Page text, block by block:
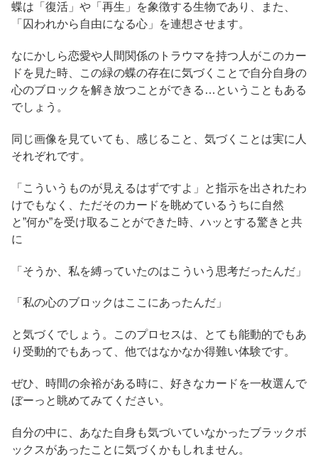
蝶は「復活」や「再生」を象徴する生物であり、また、
「囚われから自由になる心」を連想させます。
なにかしら恋愛や人間関係のトラウマを持つ人がこのカー
ドを見た時、この緑の蝶の存在に気づくことで自分自身の
心のブロックを解き放つことができる…ということもある
でしょう。
同じ画像を見ていても、感じること、気づくことは実に人
それぞれです。
「こういうものが見えるはずですよ」と指示を出されたわ
けでもなく、ただそのカードを眺めているうちに自然
と”何か”を受け取ることができた時、ハッとする驚きと共
に
「そうか、私を縛っていたのはこういう思考だったんだ」
「私の心のブロックはここにあったんだ」
と気づくでしょう。このプロセスは、とても能動的でもあ
り受動的でもあって、他ではなかなか得難い体験です。
ぜひ、時間の余裕がある時に、好きなカードを一枚選んで
ぼーっと眺めてみてください。
自分の中に、あなた自身も気づいていなかったブラックボ
ックスがあったことに気づくかもしれません。